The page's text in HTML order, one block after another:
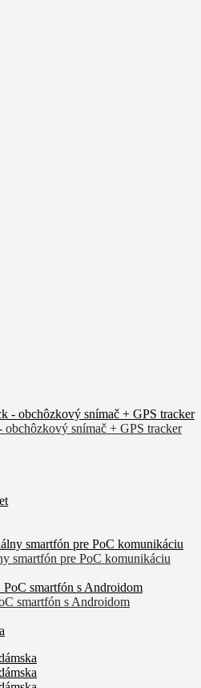
snímač + GPS tracker
smartfón pre PoC komunikáciu
smartfón s Androidom